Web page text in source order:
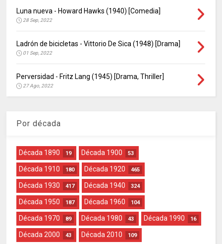
Luna nueva - Howard Hawks (1940) [Comedia]
28 Sep, 2022
Ladrón de bicicletas - Vittorio De Sica (1948) [Drama]
01 Sep, 2022
Perversidad - Fritz Lang (1945) [Drama, Thriller]
27 Ago, 2022
Por década
Década 1890 19 Década 1900 53
Década 1910 180 Década 1920 465
Década 1930 417 Década 1940 324
Década 1950 187 Década 1960 104
Década 1970 89 Década 1980 43 Década 1990 16
Década 2000 43 Década 2010 109